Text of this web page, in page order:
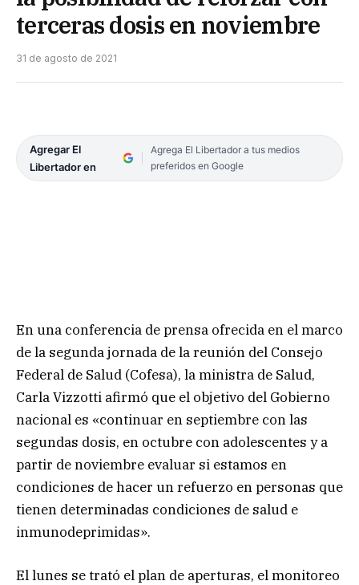
terceras dosis en noviembre
31 de agosto de 2021
Agregar El
Libertador en
Agrega El Libertador a tus medios
preferidos en Google
En una conferencia de prensa ofrecida en el marco
de la segunda jornada de la reunión del Consejo
Federal de Salud (Cofesa), la ministra de Salud,
Carla Vizzotti afirmó que el objetivo del Gobierno
nacional es «continuar en septiembre con las
segundas dosis, en octubre con adolescentes y a
partir de noviembre evaluar si estamos en
condiciones de hacer un refuerzo en personas que
tienen determinadas condiciones de salud e
inmunodeprimidas».
El lunes se trató el plan de aperturas, el monitoreo